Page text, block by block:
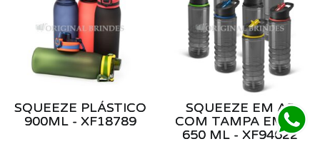
SQUEEZE PLÁSTICO
900ML - XF18789
SQUEEZE EM AS
COM TAMPA EM PP
650 ML - XF94622